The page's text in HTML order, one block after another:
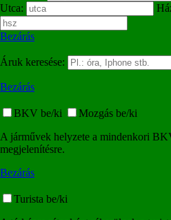
Utca:
Bezárás
Áruk keresése:
Bezárás
BKV be/ki
Mozgás be/ki
A járművek helyzete a mindenkori
megjelenítésre.
Bezárás
Turista be/ki